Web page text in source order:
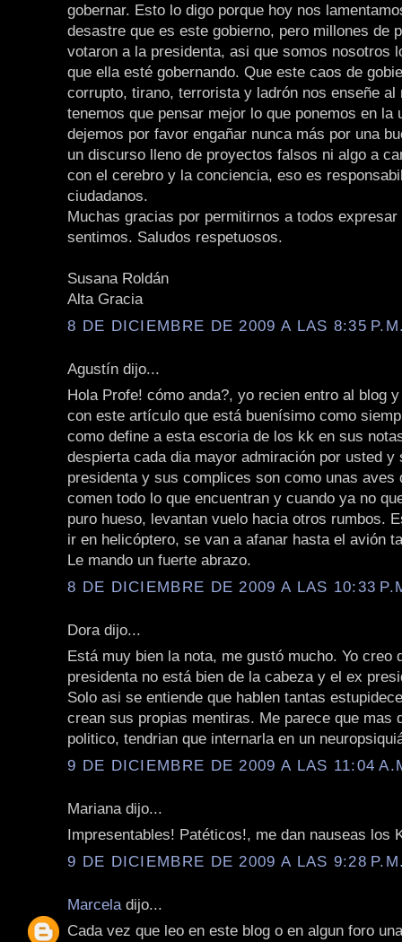
gobernar. Esto lo digo porque hoy nos
desastre que es este gobierno, pero millones de
votaron a la presidenta, asi que somos nosotros
que ella esté gobernando. Que este caos de
corrupto, tirano, terrorista y ladrón nos enseñe al
tenemos que pensar mejor lo que ponemos en la
dejemos por favor engañar nunca más por una
un discurso lleno de proyectos falsos ni algo a
con el cerebro y la conciencia, eso es
ciudadanos.
Muchas gracias por permitirnos a todos expresar
sentimos. Saludos respetuosos.
Susana Roldán
Alta Gracia
8 DE DICIEMBRE DE 2009 A LAS 8:35
Agustín dijo...
Hola Profe! cómo anda?, yo recien entro al blog
con este artículo que está buenísimo como
como define a esta escoria de los kk en sus
despierta cada dia mayor admiración por usted y
presidenta y sus complices son como unas aves
comen todo lo que encuentran y cuando ya no
puro hueso, levantan vuelo hacia otros rumbos.
ir en helicóptero, se van a afanar hasta el avión
Le mando un fuerte abrazo.
8 DE DICIEMBRE DE 2009 A LAS 10:33
Dora dijo...
Está muy bien la nota, me gustó mucho. Yo creo
presidenta no está bien de la cabeza y el ex
Solo asi se entiende que hablen tantas
crean sus propias mentiras. Me parece que mas
politico, tendrian que internarla en un
9 DE DICIEMBRE DE 2009 A LAS 11:04
Mariana dijo...
Impresentables! Patéticos!, me dan nauseas los
9 DE DICIEMBRE DE 2009 A LAS 9:28
Marcela dijo...
Cada vez que leo en este blog o en algun foro